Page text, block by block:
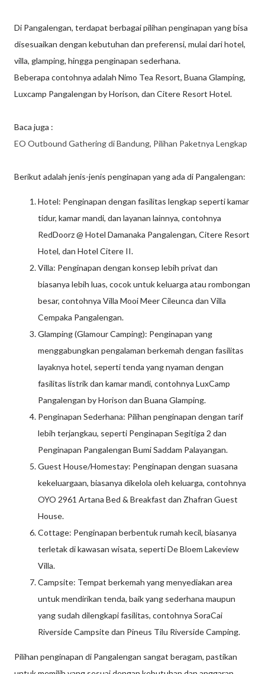
Di Pangalengan, terdapat berbagai pilihan penginapan yang bisa
disesuaikan dengan kebutuhan dan preferensi, mulai dari hotel,
villa, glamping, hingga penginapan sederhana.
Beberapa contohnya adalah Nimo Tea Resort, Buana Glamping,
Luxcamp Pangalengan by Horison, dan Citere Resort Hotel.
Baca juga :
EO Outbound Gathering di Bandung, Pilihan Paketnya Lengkap
Berikut adalah jenis-jenis penginapan yang ada di Pangalengan:
Hotel: Penginapan dengan fasilitas lengkap seperti kamar
tidur, kamar mandi, dan layanan lainnya, contohnya
RedDoorz @ Hotel Damanaka Pangalengan, Citere Resort
Hotel, dan Hotel Citere II.
Villa: Penginapan dengan konsep lebih privat dan
biasanya lebih luas, cocok untuk keluarga atau rombongan
besar, contohnya Villa Mooi Meer Cileunca dan Villa
Cempaka Pangalengan.
Glamping (Glamour Camping): Penginapan yang
menggabungkan pengalaman berkemah dengan fasilitas
layaknya hotel, seperti tenda yang nyaman dengan
fasilitas listrik dan kamar mandi, contohnya LuxCamp
Pangalengan by Horison dan Buana Glamping.
Penginapan Sederhana: Pilihan penginapan dengan tarif
lebih terjangkau, seperti Penginapan Segitiga 2 dan
Penginapan Pangalengan Bumi Saddam Palayangan.
Guest House/Homestay: Penginapan dengan suasana
kekeluargaan, biasanya dikelola oleh keluarga, contohnya
OYO 2961 Artana Bed & Breakfast dan Zhafran Guest
House.
Cottage: Penginapan berbentuk rumah kecil, biasanya
terletak di kawasan wisata, seperti De Bloem Lakeview
Villa.
Campsite: Tempat berkemah yang menyediakan area
untuk mendirikan tenda, baik yang sederhana maupun
yang sudah dilengkapi fasilitas, contohnya SoraCai
Riverside Campsite dan Pineus Tilu Riverside Camping.
Pilihan penginapan di Pangalengan sangat beragam, pastikan